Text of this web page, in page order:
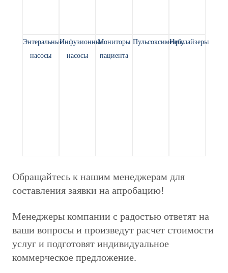
Энтеральные
насосы
Инфузионные
насосы
Мониторы
пациента
ПульсоксиметрыНебулайзеры
Обращайтесь к нашим менеджерам для
составления заявки на апробацию!
Менеджеры компании с радостью ответят на
ваши вопросы и произведут расчет стоимости
услуг и подготовят индивидуальное
коммерческое предложение.